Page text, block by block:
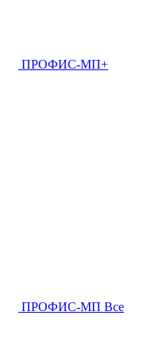
ПРОФИС-МП+
ПРОФИС-МП Все